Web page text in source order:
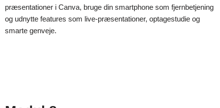
præsentationer i Canva, bruge din smartphone som fjernbetjening
og udnytte features som live-præsentationer, optagestudie og
smarte genveje.